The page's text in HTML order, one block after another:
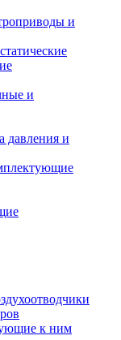
и
и
давления и
к ним